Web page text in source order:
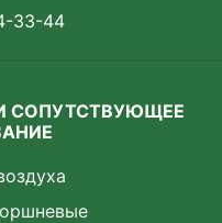
33-44
СОПУТСТВУЮЩЕЕ